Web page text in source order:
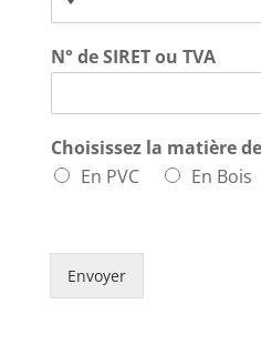
N° de SIRET ou TVA
Choisissez la matière
En PVC
En Bois
Envoyer